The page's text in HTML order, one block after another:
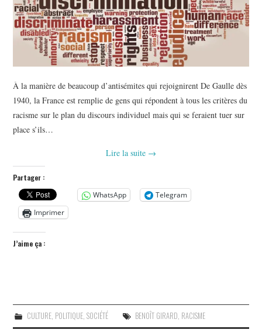
À la manière de beaucoup d’antisémites qui rejoignirent De Gaulle dès
1940, la France est remplie de gens qui répondent à tous les critères du
racisme sur le plan du discours individuel mais qui se feraient tuer sur
place s’ils…
Lire la suite →
Partager :
WhatsApp
Telegram
Imprimer
J’aime ça :
CULTURE, POLITIQUE, SOCIÉTÉ BENOÎT GIRARD, RACISME